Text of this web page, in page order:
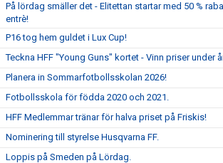
På lördag smäller det - Elitettan startar med 50 %
entrè!
P16 tog hem guldet i Lux Cup!
Teckna HFF "Young Guns" kortet - Vinn priser under
Planera in Sommarfotbollsskolan 2026!
Fotbollsskola för födda 2020 och 2021.
HFF Medlemmar tränar för halva priset på Friskis!
Nominering till styrelse Husqvarna FF.
Loppis på Smeden på Lördag.